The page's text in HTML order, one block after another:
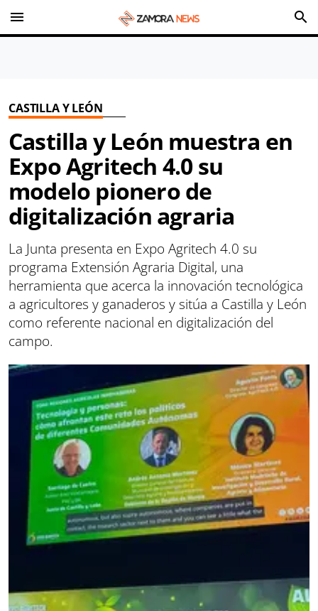
menu search
CASTILLA Y LEÓN
Castilla y León muestra en
Expo Agritech 4.0 su
modelo pionero de
digitalización agraria
La Junta presenta en Expo Agritech 4.0 su
programa Extensión Agraria Digital, una
herramienta que acerca la innovación tecnológica
a agricultores y ganaderos y sitúa a Castilla y León
como referente nacional en digitalización del
campo.